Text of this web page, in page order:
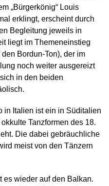
„Bürgerkönig“ Louis
erklingt, erscheint durch
Begleitung jeweils in
liegt im Themeneinstieg
Bordun-Ton), der im
noch weiter ausgereizt
in den beiden
in Italien ist ein in Süditalien
Tanzformen des 18.
Die dabei gebräuchliche
meist von den Tänzern
es wieder auf den Balkan.